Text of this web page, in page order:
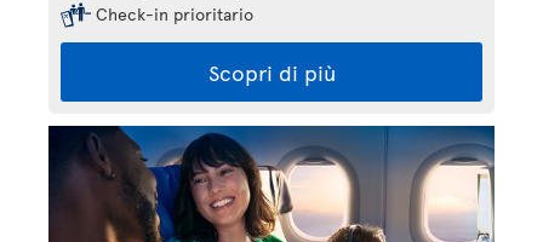
Check-in prioritario
Scopri di più